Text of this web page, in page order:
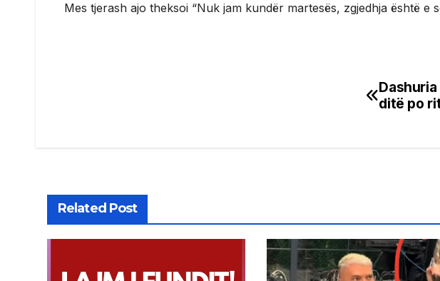
Mes tjerash ajo theksoi “Nuk jam kundër martesës, zgjedhja është e
ditë po
Related Post